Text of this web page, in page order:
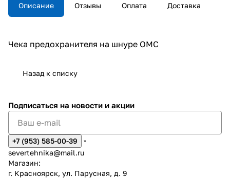
Описание Отзывы Оплата Доставка
Чека предохранителя на шнуре OMC
Назад к списку
Подписаться на новости и акции
+7 (953) 585-00-39
severtehnika@mail.ru
Магазин:
г. Красноярск, ул. Парусная, д. 9